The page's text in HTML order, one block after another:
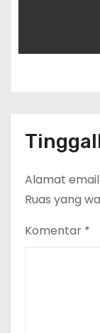
Alamat
Ruas yang
Komentar *